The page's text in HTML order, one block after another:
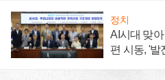
정치
AI시대 맞
편 시동, '발